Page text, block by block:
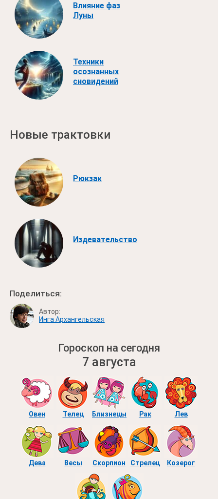
Влияние фаз
Луны
Техники
осознанных
сновидений
Новые трактовки
Рюкзак
Издевательство
Поделиться:
Автор:
Инга Архангельская
Гороскоп на сегодня
7 августа
Овен Телец Близнецы Рак Лев
Дева Весы Скорпион Стрелец Козерог